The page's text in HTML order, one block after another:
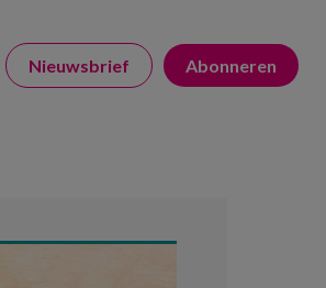
Nieuwsbrief Abonneren